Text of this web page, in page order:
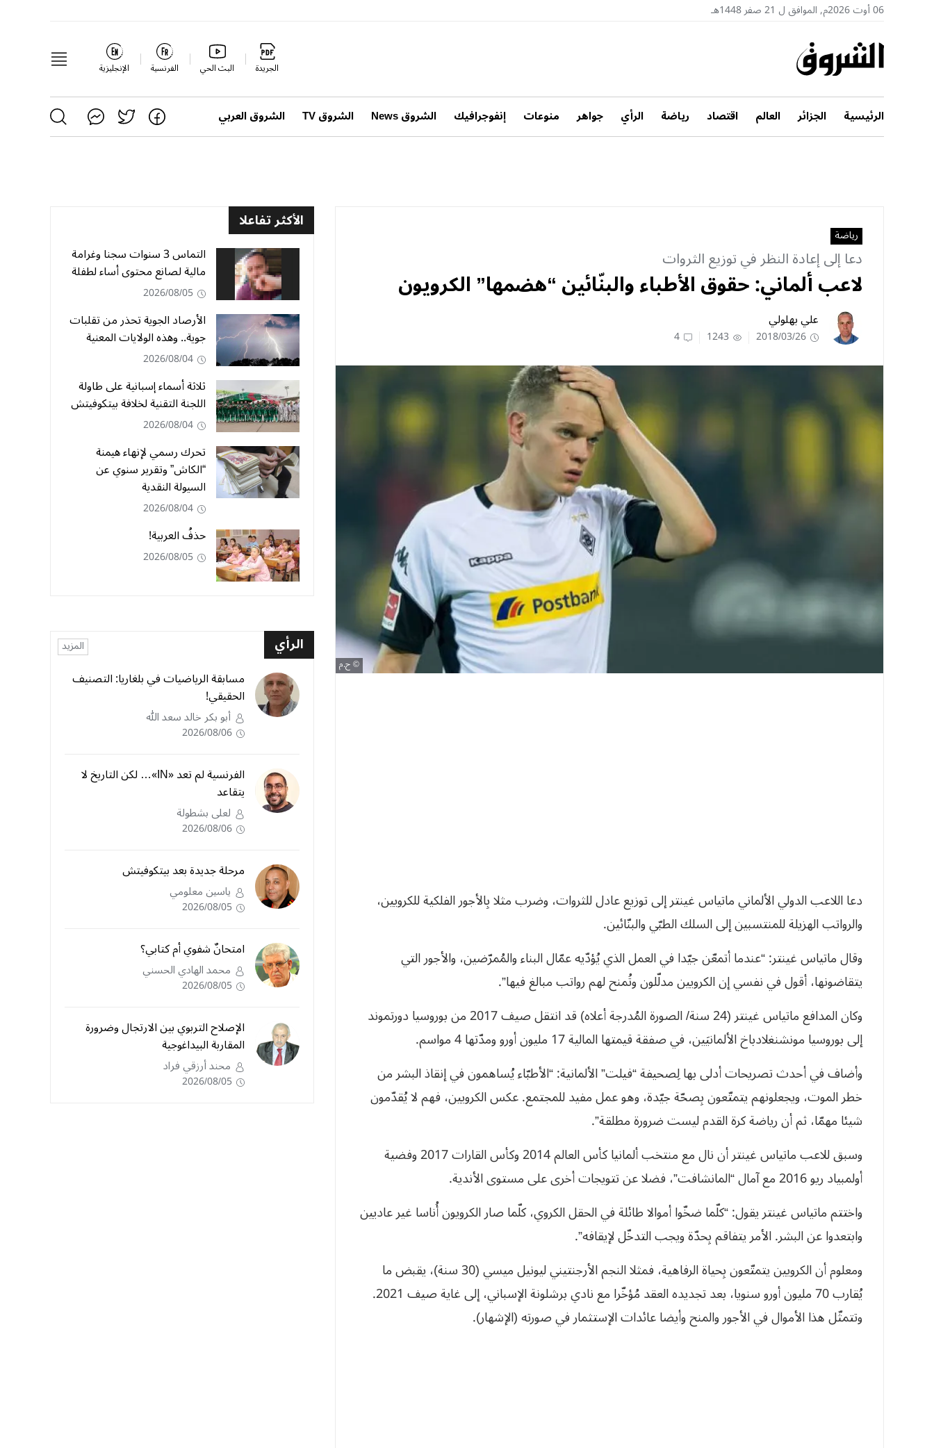
06 أوت 2026م, الموافق ل 21 صفر 1448هـ
الجريدة البث الحي الفرنسية الإنجليزية
الرئيسية الجزائر العالم اقتصاد رياضة الرأي جواهر منوعات إنفوجرافيك الشروق News الشروق TV الشروق العربي
رياضة
دعا إلى إعادة النظر في توزيع الثروات
لاعب ألماني: حقوق الأطباء والبنّائين “هضمها” الكرويون
علي بهلولي
2018/03/26
1243
4
ح.م
دعا اللاعب الدولي الألماني ماتياس غينتر إلى توزيع عادل للثروات، وضرب مثلا بِالأجور الفلكية للكرويين،
والرواتب الهزيلة للمنتسبين إلى السلك الطبّي والبنّائين.
وقال ماتياس غينتر: “عندما أتمعّن جيّدا في العمل الذي يُؤدّيه عمّال البناء والمُمرّضين، والأجور التي
يتقاضونها، أقول في نفسي إن الكرويين مدلّلون وتُمنح لهم رواتب مبالغ فيها”.
وكان المدافع ماتياس غينتر (24 سنة/ الصورة المُدرجة أعلاه) قد انتقل صيف 2017 من بوروسيا دورتموند
إلى بوروسيا مونشنغلادباخ الألمانيَين، في صفقة قيمتها المالية 17 مليون أورو ومدّتها 4 مواسم.
وأضاف في أحدث تصريحات أدلى بها لِصحيفة “فيلت” الألمانية: “الأطبّاء يُساهمون في إنقاذ البشر من
خطر الموت، ويجعلونهم يتمتّعون بِصحّة جيّدة، وهو عمل مفيد للمجتمع. عكس الكرويين، فهم لا يُقدّمون
شيئا مهمّا، ثم أن رياضة كرة القدم ليست ضرورة مطلقة”.
وسبق للاعب ماتياس غينتر أن نال مع منتخب ألمانيا كأس العالم 2014 وكأس القارات 2017 وفضية
أولمبياد ريو 2016 مع آمال “المانشافت”، فضلا عن تتويجات أخرى على مستوى الأندية.
واختتم ماتياس غينتر يقول: “كلّما ضخّوا أموالا طائلة في الحقل الكروي، كلّما صار الكرويون أُناسا غير عاديين
وابتعدوا عن البشر. الأمر يتفاقم بِحدّة ويجب التدخّل لإيقافه”.
ومعلوم أن الكرويين يتمتّعون بِحياة الرفاهية، فمثلا النجم الأرجنتيني ليونيل ميسي (30 سنة)، يقبض ما
يُقارب 70 مليون أورو سنويا، بعد تجديده العقد مُؤخّرا مع نادي برشلونة الإسباني، إلى غاية صيف 2021.
وتتمثّل هذا الأموال في الأجور والمنح وأيضا عائدات الإستثمار في صورته (الإشهار).
الأكثر تفاعلا
التماس 3 سنوات سجنا وغرامة
مالية لصانع محتوى أساء لطفلة
2026/08/05
الأرصاد الجوية تحذر من تقلبات
جوية.. وهذه الولايات المعنية
2026/08/04
ثلاثة أسماء إسبانية على طاولة
اللجنة التقنية لخلافة بيتكوفيتش
2026/08/04
تحرك رسمي لإنهاء هيمنة
“الكاش” وتقرير سنوي عن
السيولة النقدية
2026/08/04
حذفُ العربية!
2026/08/05
الرأي المزيد
مسابقة الرياضيات في بلغاريا: التصنيف
الحقيقي!
أبو بكر خالد سعد الله
2026/08/06
الفرنسية لم تعد «IN»… لكن التاريخ لا
يتقاعد
لعلى بشطولة
2026/08/06
مرحلة جديدة بعد بيتكوفيتش
ياسين معلومي
2026/08/05
امتحانٌ شفوي أم كتابي؟
محمد الهادي الحسني
2026/08/05
الإصلاح التربوي بين الارتجال وضرورة
المقاربة البيداغوجية
محند أرزقي فراد
2026/08/05